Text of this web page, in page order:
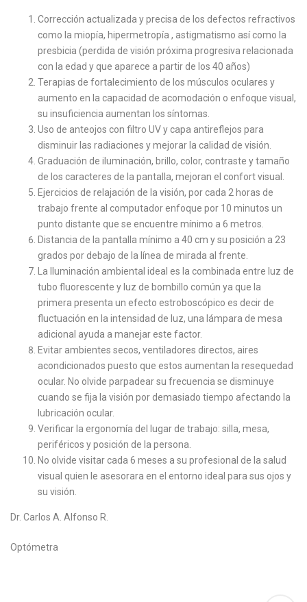
Corrección actualizada y precisa de los defectos refractivos
como la miopía, hipermetropía , astigmatismo así como la
presbicia (perdida de visión próxima progresiva relacionada
con la edad y que aparece a partir de los 40 años)
Terapias de fortalecimiento de los músculos oculares y
aumento en la capacidad de acomodación o enfoque visual,
su insuficiencia aumentan los síntomas.
Uso de anteojos con filtro UV y capa antireflejos para
disminuir las radiaciones y mejorar la calidad de visión.
Graduación de iluminación, brillo, color, contraste y tamaño
de los caracteres de la pantalla, mejoran el confort visual.
Ejercicios de relajación de la visión, por cada 2 horas de
trabajo frente al computador enfoque por 10 minutos un
punto distante que se encuentre mínimo a 6 metros.
Distancia de la pantalla mínimo a 40 cm y su posición a 23
grados por debajo de la línea de mirada al frente.
La Iluminación ambiental ideal es la combinada entre luz de
tubo fluorescente y luz de bombillo común ya que la
primera presenta un efecto estroboscópico es decir de
fluctuación en la intensidad de luz, una lámpara de mesa
adicional ayuda a manejar este factor.
Evitar ambientes secos, ventiladores directos, aires
acondicionados puesto que estos aumentan la resequedad
ocular. No olvide parpadear su frecuencia se disminuye
cuando se fija la visión por demasiado tiempo afectando la
lubricación ocular.
Verificar la ergonomía del lugar de trabajo: silla, mesa,
periféricos y posición de la persona.
No olvide visitar cada 6 meses a su profesional de la salud
visual quien le asesorara en el entorno ideal para sus ojos y
su visión.
Dr. Carlos A. Alfonso R.
Optómetra